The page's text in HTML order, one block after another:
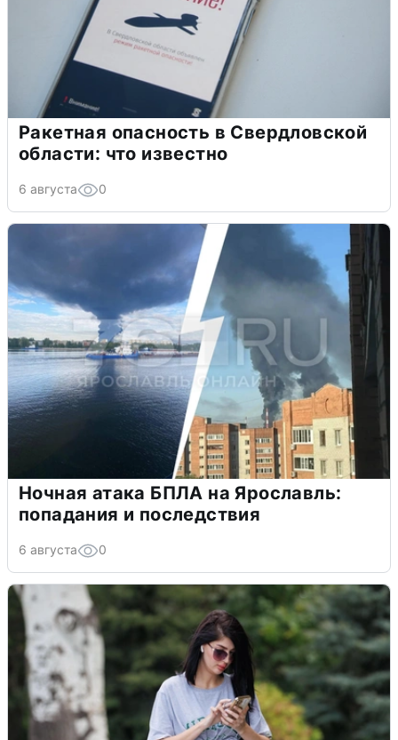
Ракетная опасность в Свердловской
области: что известно
6 августа 0
Ночная атака БПЛА на Ярославль:
попадания и последствия
6 августа 0